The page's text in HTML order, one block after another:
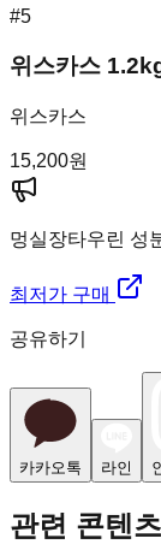
#5
위스카스
위스카스
15,200원
멍실장타우린 성
최저가 구매
공유하기
카카오톡 라인
관련 콘텐츠